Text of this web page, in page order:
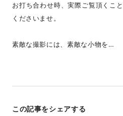
お打ち合わせ時、実際ご覧頂くこ
くださいませ。
素敵な撮影には、素敵な小物を…
この記事をシェアする